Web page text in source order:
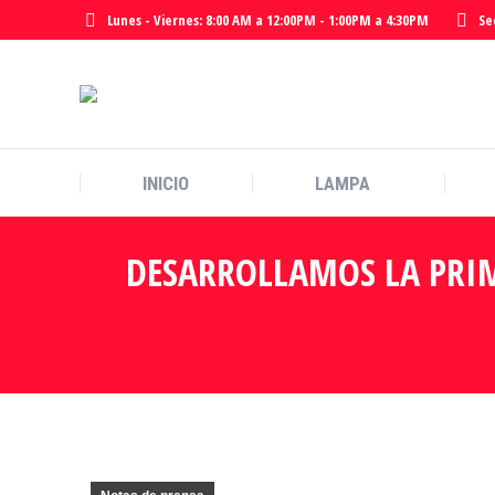
Lunes - Viernes: 8:00 AM a 12:00PM - 1:00PM a 4:30PM
INICIO LAMPA
DESARROLLAMOS LA